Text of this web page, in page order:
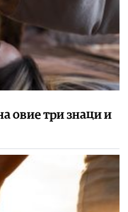
овие три знаци и